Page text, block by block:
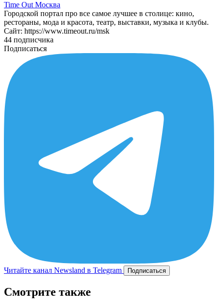
Time Out Москва
Городской портал про все самое лучшее в столице: кино,
рестораны, мода и красота, театр, выставки, музыка и клубы.
Сайт: https://www.timeout.ru/msk
44 подписчика
Подписаться
Читайте канал Newsland в Telegram Подписаться
Смотрите также